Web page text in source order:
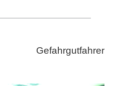
Gefahrgutfahrer